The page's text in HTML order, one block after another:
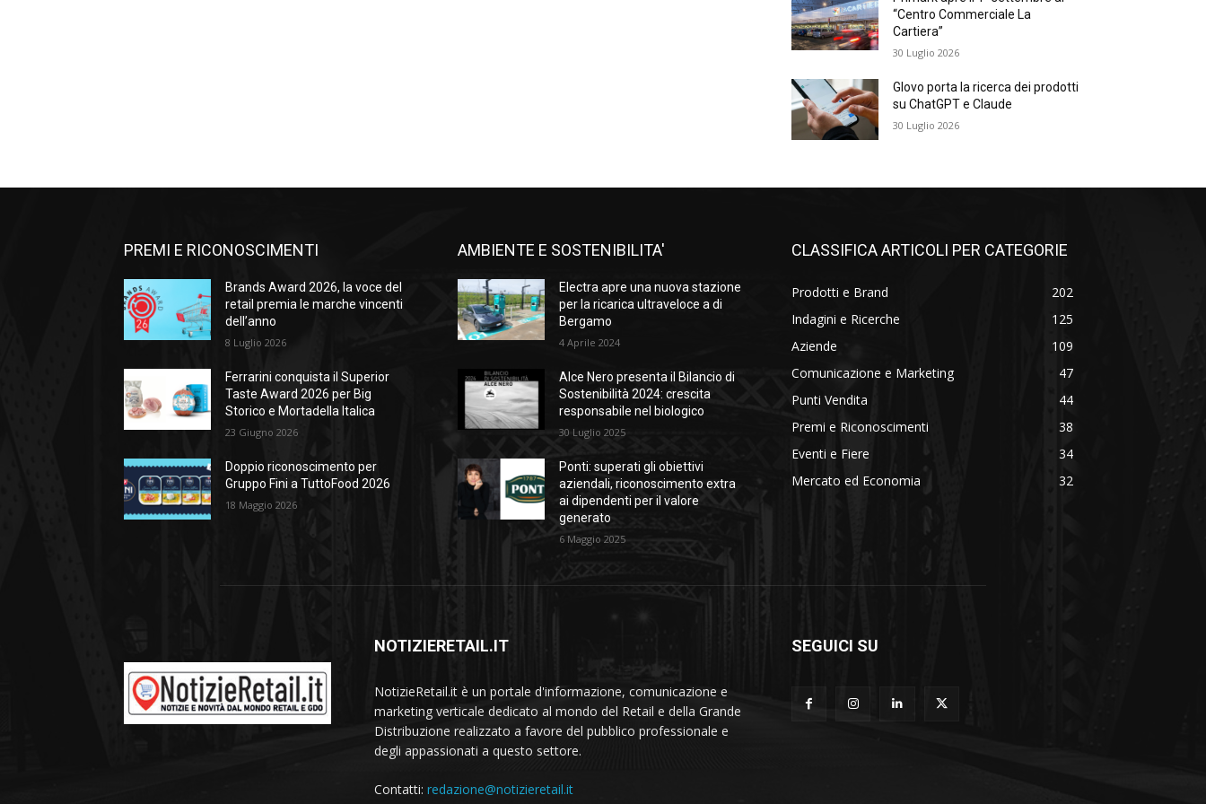
“Centro Commerciale La
Cartiera”
30 Luglio 2026
Glovo porta la ricerca dei prodotti
su ChatGPT e Claude
30 Luglio 2026
PREMI E RICONOSCIMENTI
Brands Award 2026, la voce del
retail premia le marche vincenti
dell’anno
8 Luglio 2026
Ferrarini conquista il Superior
Taste Award 2026 per Big
Storico e Mortadella Italica
23 Giugno 2026
Doppio riconoscimento per
Gruppo Fini a TuttoFood 2026
18 Maggio 2026
AMBIENTE E SOSTENIBILITA'
Electra apre una nuova stazione
per la ricarica ultraveloce a di
Bergamo
4 Aprile 2024
Alce Nero presenta il Bilancio di
Sostenibilità 2024: crescita
responsabile nel biologico
30 Luglio 2025
Ponti: superati gli obiettivi
aziendali, riconoscimento extra
ai dipendenti per il valore
generato
6 Maggio 2025
CLASSIFICA ARTICOLI PER CATEGORIE
Prodotti e Brand
202
Indagini e Ricerche
125
Aziende
109
Comunicazione e Marketing
47
Punti Vendita
44
Premi e Riconoscimenti
38
Eventi e Fiere
34
Mercato ed Economia
32
NOTIZIERETAIL.IT
NotizieRetail.it è un portale d'informazione, comunicazione e
marketing verticale dedicato al mondo del Retail e della Grande
Distribuzione realizzato a favore del pubblico professionale e
degli appassionati a questo settore.
Contatti: redazione@notizieretail.it
SEGUICI SU